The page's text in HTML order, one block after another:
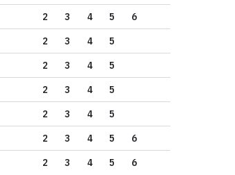
2 3 4 5
6
2 3 4
5
2 3 4
5
2 3 4
5
2 3 4
5
2 3 4 5
6
2 3 4 5 6